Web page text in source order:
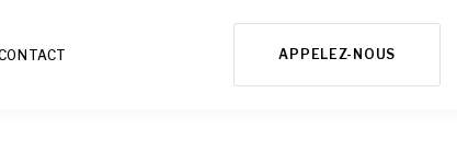
APPELEZ-NOUS